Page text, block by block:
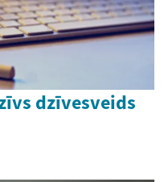
dzīvesveids